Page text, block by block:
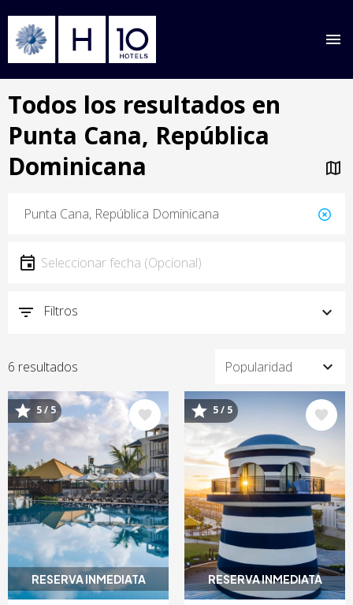
al
principal
Todos los resultados en
Punta Cana, República
Dominicana
Fecha
Seleccionar fecha
Filtros
6 resultados
RESERVA INMEDIATA
Image
5 / 5
RESERVA INMEDIATA
Image
5 / 5